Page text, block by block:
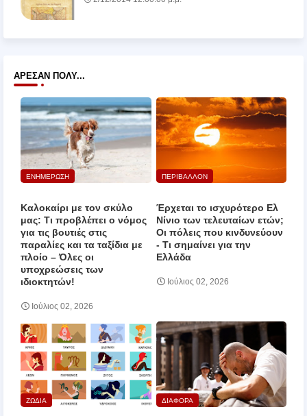
ΆΡΕΣΑΝ ΠΟΛΎ...
ΕΝΗΜΕΡΩΣΗ
Καλοκαίρι με τον σκύλο
μας: Τι προβλέπει ο νόμος
για τις βουτιές στις
παραλίες και τα ταξίδια με
πλοίο – Όλες οι
υποχρεώσεις των
ιδιοκτητών!
Ιούλιος 02, 2026
ΠΕΡΙΒΑΛΛΟΝ
Έρχεται το ισχυρότερο Ελ
Νίνιο των τελευταίων ετών;
Οι πόλεις που κινδυνεύουν
‑ Τι σημαίνει για την
Ελλάδα
Ιούλιος 02, 2026
ΖΩΔΙΑ ΔΙΑΦΟΡΑ